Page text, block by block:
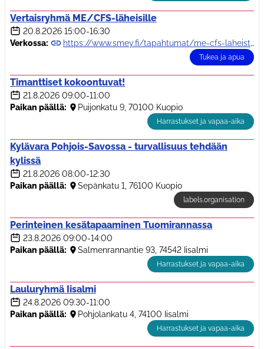
Vertaisryhmä ME/CFS-läheisille
20.8.2026 15:00-16:30
Verkossa:
https://www.smey.fi/tapahtumat/me-cfs-laheisten-vertaisryhma/
Tukea ja apua
Timanttiset kokoontuvat!
21.8.2026 09:00-11:00
Paikan päällä:
Puijonkatu 9, 70100 Kuopio
Harrastukset ja vapaa-aika
Kylävara Pohjois-Savossa - turvallisuus tehdään
kylissä
21.8.2026 08:00-12:30
Paikan päällä:
Sepänkatu 1, 76100 Kuopio
labels.organisation
Perinteinen kesätapaaminen Tuomirannassa
23.8.2026 09:00-14:00
Paikan päällä:
Salmenrannantie 93, 74542 Iisalmi
Harrastukset ja vapaa-aika
Lauluryhmä Iisalmi
24.8.2026 09:30-11:00
Paikan päällä:
Pohjolankatu 4, 74100 Iisalmi
Harrastukset ja vapaa-aika